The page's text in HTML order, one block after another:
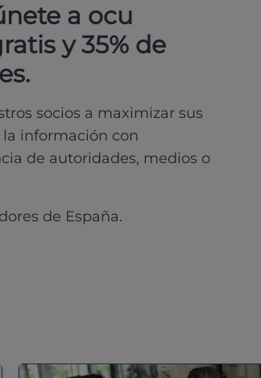
a ocu
y 35% de
socios a maximizar sus
información con
de autoridades, medios o
de España.